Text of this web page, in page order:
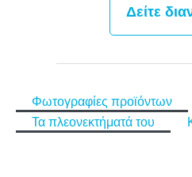
Δείτε
Φωτογραφίες προϊόντων
Τα πλεονεκτήματά του